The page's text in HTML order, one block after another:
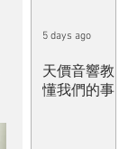
天價音響教
懂我們的事
5 days ago